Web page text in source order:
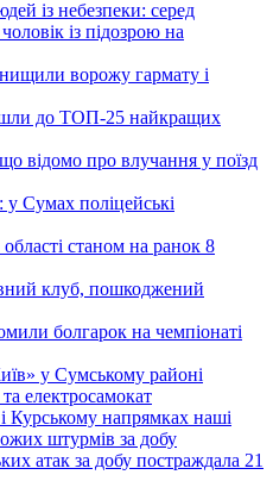
із небезпеки: серед
із підозрою на
ворожу гармату і
до ТОП-25 найкращих
відомо про влучання у поїзд
у Сумах поліцейські
станом на ранок 8
клуб, пошкоджений
болгарок на чемпіонаті
у Сумському районі
електросамокат
Курському напрямках наші
штурмів за добу
атак за добу постраждала 21